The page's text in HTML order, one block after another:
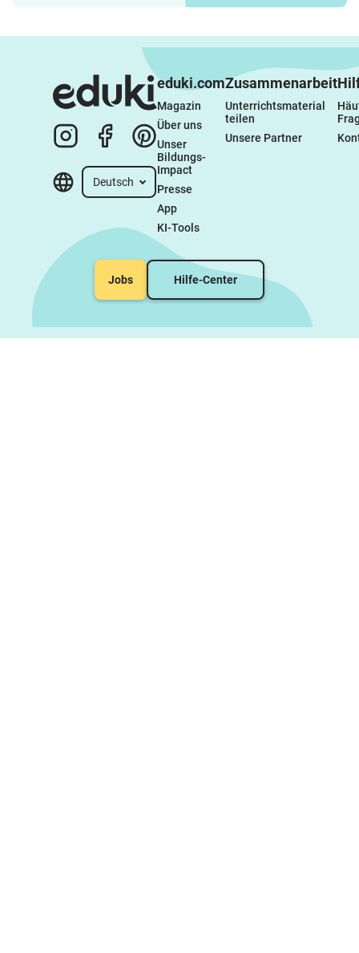
Deutsch
eduki.com
Magazin
Über uns
Unser
Bildungs-
Impact
Presse
App
KI-Tools
Zusammenarbeit
Unterrichtsmaterial
teilen
Unsere Partner
Jobs Hilfe-Center